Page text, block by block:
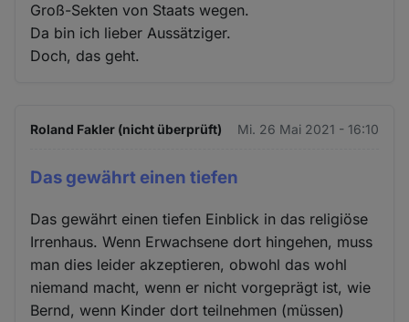
Groß-Sekten von Staats wegen.
Da bin ich lieber Aussätziger.
Doch, das geht.
Roland Fakler (nicht überprüft) Mi. 26 Mai 2021 - 16:10
Das gewährt einen tiefen
Das gewährt einen tiefen Einblick in das religiöse
Irrenhaus. Wenn Erwachsene dort hingehen, muss
man dies leider akzeptieren, obwohl das wohl
niemand macht, wenn er nicht vorgeprägt ist, wie
Bernd, wenn Kinder dort teilnehmen (müssen)